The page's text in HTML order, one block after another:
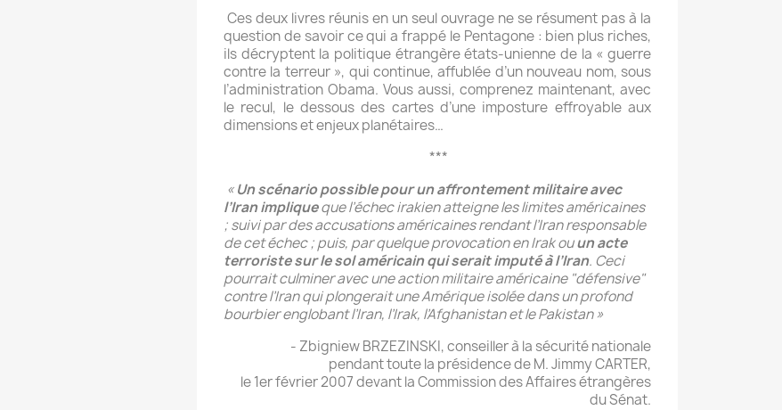
Ces deux livres réunis en un seul ouvrage ne se résument pas à la
question de savoir ce qui a frappé le Pentagone : bien plus riches,
ils décryptent la politique étrangère états-unienne de la « guerre
contre la terreur », qui continue, affublée d’un nouveau nom, sous
l’administration Obama. Vous aussi, comprenez maintenant, avec
le recul, le dessous des cartes d’une imposture effroyable aux
dimensions et enjeux planétaires…
***
«Un scénario possible pour un affrontement militaire avec
l’Iran impliqueque l’échec irakien atteigne les limites américaines
; suivi par des accusations américaines rendant l’Iran responsable
de cet échec ; puis, par quelque provocation en Irak ouun acte
terroriste sur le sol américain qui serait imputé à l’Iran. Ceci
pourrait culminer avec une action militaire américaine "défensive"
contre l’Iran qui plongerait une Amérique isolée dans un profond
bourbier englobant l’Iran, l’Irak, l’Afghanistan et le Pakistan »
- Zbigniew BRZEZINSKI, conseiller à la sécurité nationale
pendant toute la présidence de M. Jimmy CARTER,
le 1er février 2007 devant la Commission des Affaires étrangères
du Sénat.